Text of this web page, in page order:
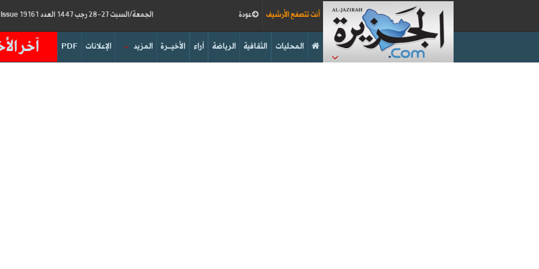
الجمعة/السبت 27-28 رجب 1447 العدد 19161 عودة أنت تتصفح الأرشيف
آخر PDF الإعلانات المزيد الأخيــرة آراء الرياضة الثقافية المحليات